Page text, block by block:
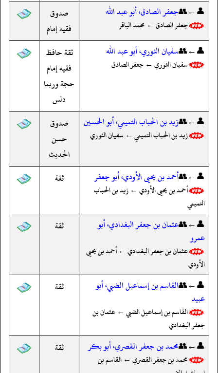
👤←👥جعفر الصادق، أبو عبد الله
جعفر الصادق ← محمد الباقر
صدوق
فقيه إمام
👤←👥سفيان الثوري، أبو عبد الله
سفيان الثوري ← جعفر الصادق
ثقة حافظ
فقيه إمام
حجة وربما
دلس
👤←👥زيد بن الحباب التميمي، أبو الحسين
زيد بن الحباب التميمي ← سفيان الثوري
صدوق
حسن
الحديث
👤←👥أحمد بن يحيى الأودي، أبو جعفر
أحمد بن يحيى الأودي ← زيد بن الحباب
التميمي
ثقة
👤←👥عثمان بن جعفر البغدادي، أبو
عمرو
عثمان بن جعفر البغدادي ← أحمد بن يحيى
الأودي
ثقة
👤←👥القاسم بن إسماعيل الضبي، أبو
عبيد
القاسم بن إسماعيل الضبي ← عثمان بن
جعفر البغدادي
ثقة
👤←👥محمد بن جعفر القصري، أبو بكر
محمد بن جعفر القصري ← القاسم بن
ثقة